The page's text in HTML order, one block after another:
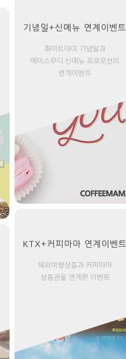
기념일+신메뉴 연계이벤트
화이트데이 기념일과
에이스무디 신메뉴 프로모션의
연계이벤트
KTX+커피마마 연계이벤트
해외여행상품과 커피마마
상품권을 연계한 이벤트